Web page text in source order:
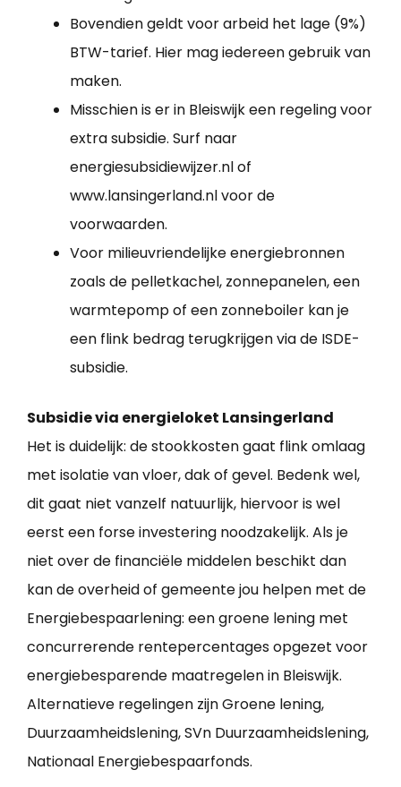
Bovendien geldt voor arbeid het lage (9%)
BTW-tarief. Hier mag iedereen gebruik van
maken.
Misschien is er in Bleiswijk een regeling voor
extra subsidie. Surf naar
energiesubsidiewijzer.nl of
www.lansingerland.nl voor de
voorwaarden.
Voor milieuvriendelijke energiebronnen
zoals de pelletkachel, zonnepanelen, een
warmtepomp of een zonneboiler kan je
een flink bedrag terugkrijgen via de ISDE-
subsidie.
Subsidie via energieloket Lansingerland
Het is duidelijk: de stookkosten gaat flink omlaag
met isolatie van vloer, dak of gevel. Bedenk wel,
dit gaat niet vanzelf natuurlijk, hiervoor is wel
eerst een forse investering noodzakelijk. Als je
niet over de financiële middelen beschikt dan
kan de overheid of gemeente jou helpen met de
Energiebespaarlening: een groene lening met
concurrerende rentepercentages opgezet voor
energiebesparende maatregelen in Bleiswijk.
Alternatieve regelingen zijn Groene lening,
Duurzaamheidslening, SVn Duurzaamheidslening,
Nationaal Energiebespaarfonds.